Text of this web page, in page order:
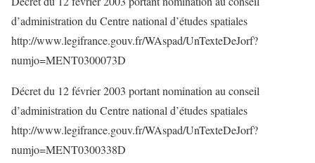
d’administration du Centre national d’études spatiales
http://www.legifrance.gouv.fr/WAspad/UnTexteDeJorf?
numjo=MENT0300073D
Décret du 12 février 2003 portant nomination au conseil
d’administration du Centre national d’études spatiales
http://www.legifrance.gouv.fr/WAspad/UnTexteDeJorf?
numjo=MENT0300338D